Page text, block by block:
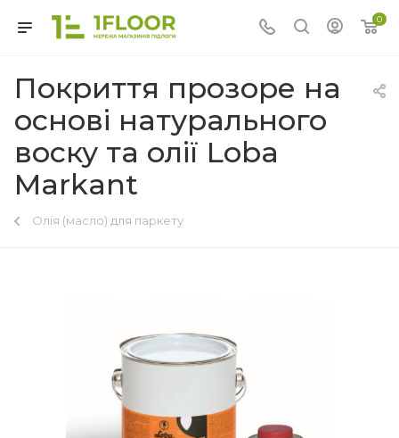
0
Покриття прозоре на
основі натурального
воску та олії Loba
Markant
Олія (масло) для паркету